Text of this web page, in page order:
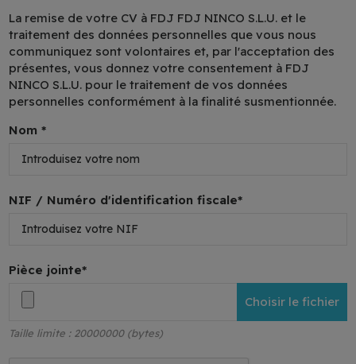
La remise de votre CV à FDJ FDJ NINCO S.L.U. et le
traitement des données personnelles que vous nous
communiquez sont volontaires et, par l'acceptation des
présentes, vous donnez votre consentement à FDJ
NINCO S.L.U. pour le traitement de vos données
personnelles conformément à la finalité susmentionnée.
Nom *
NIF / Numéro d'identification fiscale*
Pièce jointe*
Choisir le fichier
Taille limite : 20000000 (bytes)